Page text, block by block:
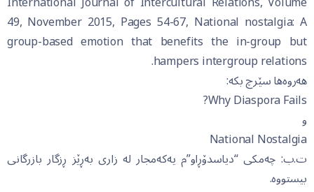
49, November 2015, Pages 54-67, National nostalgia: A
group-based emotion that benefits the in-group but
hampers intergroup relations.
هەروەها سێرچ بکە:
Why Diaspora Fails?
و
National Nostalgia
ت.ب: چەمکی “دیاسدۆڕاو”م یەکەمجار لە زاری بەڕێز ڕزگار بازرگانی
بیستووە.